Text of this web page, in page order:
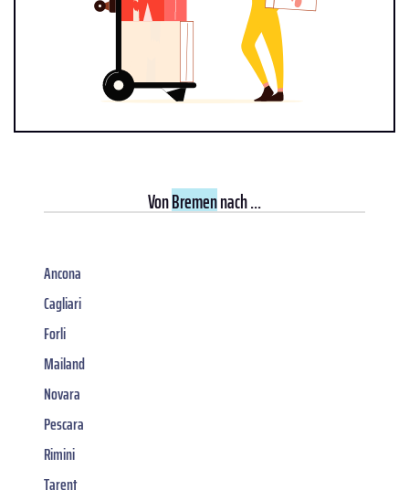
VonBremennach ...
Ancona
Cagliari
Forli
Mailand
Novara
Pescara
Rimini
Tarent